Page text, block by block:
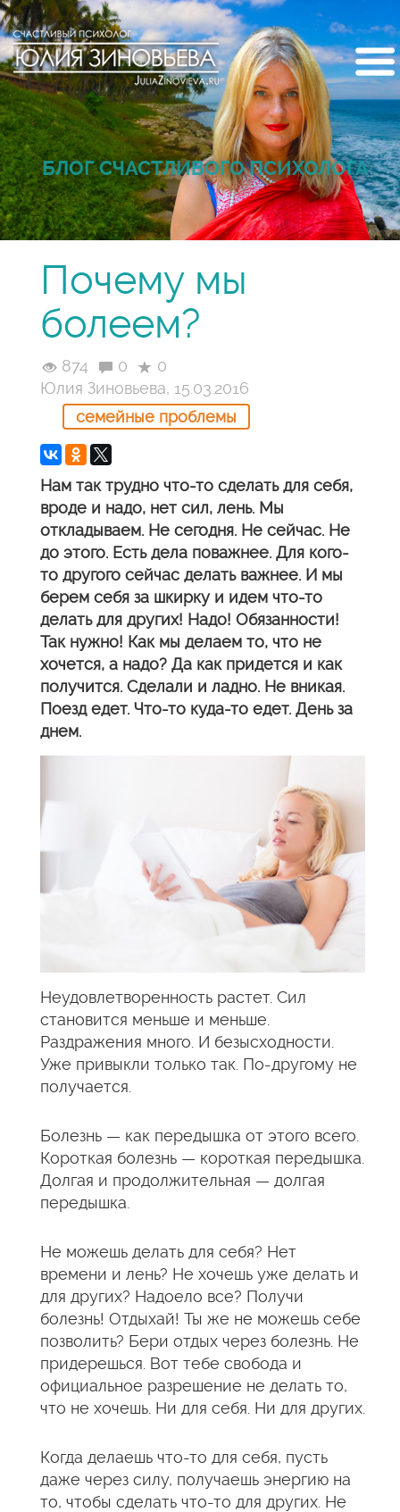
БЛОГ СЧАСТЛИВОГО ПСИХОЛОГА
Почему мы
болеем?
874 0
0
Юлия Зиновьева, 15.03.2016
семейные проблемы
Нам так трудно что-то сделать для себя,
вроде и надо, нет сил, лень. Мы
откладываем. Не сегодня. Не сейчас. Не
до этого. Есть дела поважнее. Для кого-
то другого сейчас делать важнее. И мы
берем себя за шкирку и идем что-то
делать для других! Надо! Обязанности!
Так нужно! Как мы делаем то, что не
хочется, а надо? Да как придется и как
получится. Сделали и ладно. Не вникая.
Поезд едет. Что-то куда-то едет. День за
днем.
Неудовлетворенность растет. Сил
становится меньше и меньше.
Раздражения много. И безысходности.
Уже привыкли только так. По-другому не
получается.
Болезнь — как передышка от этого всего.
Короткая болезнь — короткая передышка.
Долгая и продолжительная — долгая
передышка.
Не можешь делать для себя? Нет
времени и лень? Не хочешь уже делать и
для других? Надоело все? Получи
болезнь! Отдыхай! Ты же не можешь себе
позволить? Бери отдых через болезнь. Не
придерешься. Вот тебе свобода и
официальное разрешение не делать то,
что не хочешь. Ни для себя. Ни для других.
Когда делаешь что-то для себя, пусть
даже через силу, получаешь энергию на
то, чтобы сделать что-то для других. Не